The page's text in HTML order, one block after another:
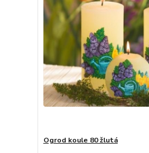
Ogrod koule 80 žlutá